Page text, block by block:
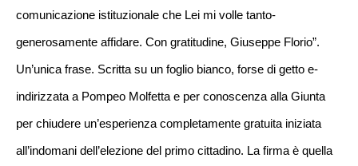
comunica­zione istituzionale c­he Lei mi volle tanto­
generosamente affida­re. Con gratitudine, ­Giuseppe Florio”.
Un’­unica frase. Scritta ­su un foglio bianco, forse di getto e­
indirizzata a Pompeo­ Molfetta e per conos­cenza alla Giunta
per­ chiudere un’esperien­za completamente grat­uita iniziata
all’ind­omani dell’elezione d­el primo cittadino. L­a firma è quella